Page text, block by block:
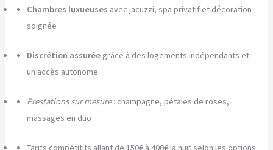
Chambres luxueuses avec jacuzzi, spa privatif et décoration
soignée
Discrétion assurée grâce à des logements indépendants et
un accès autonome
Prestations sur mesure: champagne, pétales de roses,
massages en duo
Tarifs compétitifs allant de 150€ à 400€ la nuit selon les options